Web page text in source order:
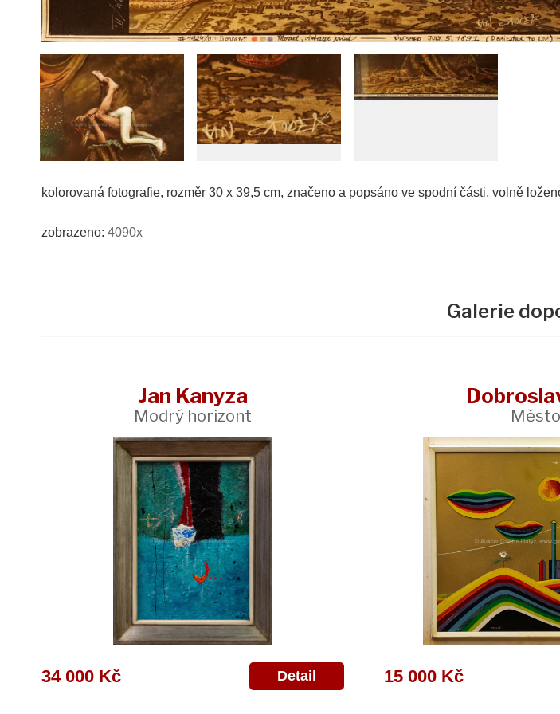
kolorovaná fotografie, rozměr 30 x 39,5 cm, značeno a popsáno ve spodní části, volně
zobrazeno: 4090x
Galerie
Jan Kanyza
Modrý horizont
34 000 Kč Detail
Město
15 000 Kč